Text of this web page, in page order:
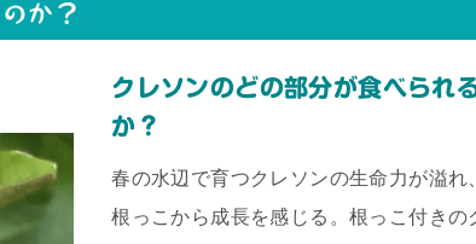
か？
クレソンのどの部分が食べられ
か？
春の水辺で育つクレソンの生命力が溢れ
根っこから成長を感じる。根っこ付きの